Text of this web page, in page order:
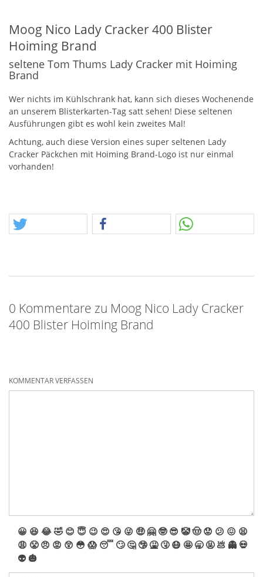
Moog Nico Lady Cracker 400 Blister
Hoiming Brand
seltene Tom Thums Lady Cracker mit Hoiming
Brand
Wer nichts im Kühlschrank hat, kann sich dieses Wochenende
an unserem Blisterkarten-Tag satt sehen! Diese seltenen
Ausführungen gibt es wohl kein zweites Mal!
Achtung, auch diese Version eines super seltenen Lady
Cracker Päckchen mit Hoiming Brand-Logo ist nur einmal
vorhanden!
0 Kommentare zu Moog Nico Lady Cracker
400 Blister Hoiming Brand
KOMMENTAR VERFASSEN
😀 😆 😂🤣 😊 😇 😉 😍 😘 😜 🤑 🤗 🤓 😎 🤡🤠 😟 😕 😖 😫
😩 😤 😠 😡 😲 😳 😱 😴 🙄 🤔 🤥 🤮 🤧 😷 🤩 🥱 🤬 💩 👻 💀
👽 🎃